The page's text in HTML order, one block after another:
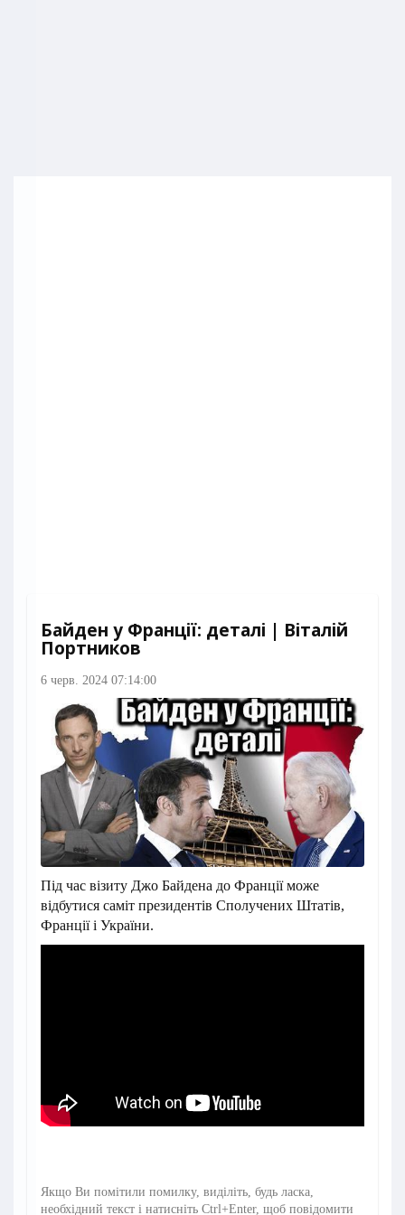
Байден у Франції: деталі | Віталій
Портников
6 черв. 2024 07:14:00
Під час візиту Джо Байдена до Франції може
відбутися саміт президентів Сполучених Штатів,
Франції і України.
Якщо Ви помітили помилку, виділіть, будь ласка,
необхідний текст і натисніть Ctrl+Enter, щоб повідомити